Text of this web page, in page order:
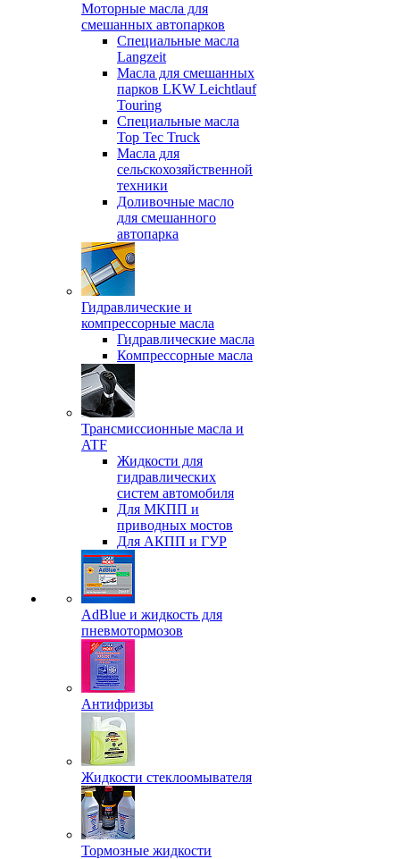
Моторные масла для
смешанных автопарков
Специальные масла
Langzeit
Масла для смешанных
парков LKW Leichtlauf
Touring
Специальные масла
Top Tec Truck
Масла для
сельскохозяйственной
техники
Доливочные масло
для смешанного
автопарка
Гидравлические и
компрессорные масла
Гидравлические масла
Компрессорные масла
Трансмиссионные масла и
ATF
Жидкости для
гидравлических
систем автомобиля
Для МКПП и
приводных мостов
Для АКПП и ГУР
AdBlue и жидкость для
пневмотормозов
Антифризы
Жидкости стеклоомывателя
Тормозные жидкости